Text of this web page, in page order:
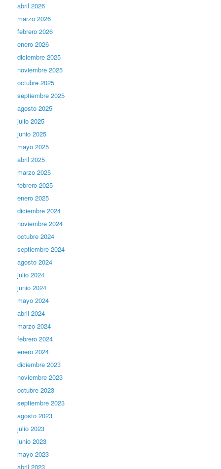
abril 2026
marzo 2026
febrero 2026
enero 2026
diciembre 2025
noviembre 2025
octubre 2025
septiembre 2025
agosto 2025
julio 2025
junio 2025
mayo 2025
abril 2025
marzo 2025
febrero 2025
enero 2025
diciembre 2024
noviembre 2024
octubre 2024
septiembre 2024
agosto 2024
julio 2024
junio 2024
mayo 2024
abril 2024
marzo 2024
febrero 2024
enero 2024
diciembre 2023
noviembre 2023
octubre 2023
septiembre 2023
agosto 2023
julio 2023
junio 2023
mayo 2023
abril 2023